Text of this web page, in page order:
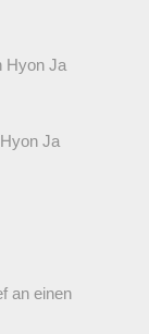
Hyon Ja
Ja
an einen